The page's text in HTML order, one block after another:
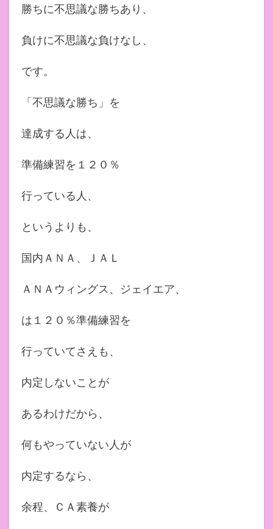
勝ちに不思議な勝ちあり、
負けに不思議な負けなし、
です。
「不思議な勝ち」を
達成する人は、
準備練習を１２０％
行っている人、
というよりも、
国内ＡＮＡ、ＪＡＬ
ＡＮＡウィングス、ジェイエア、
は１２０％準備練習を
行っていてさえも、
内定しないことが
あるわけだから、
何もやっていない人が
内定するなら、
余程、ＣＡ素養が